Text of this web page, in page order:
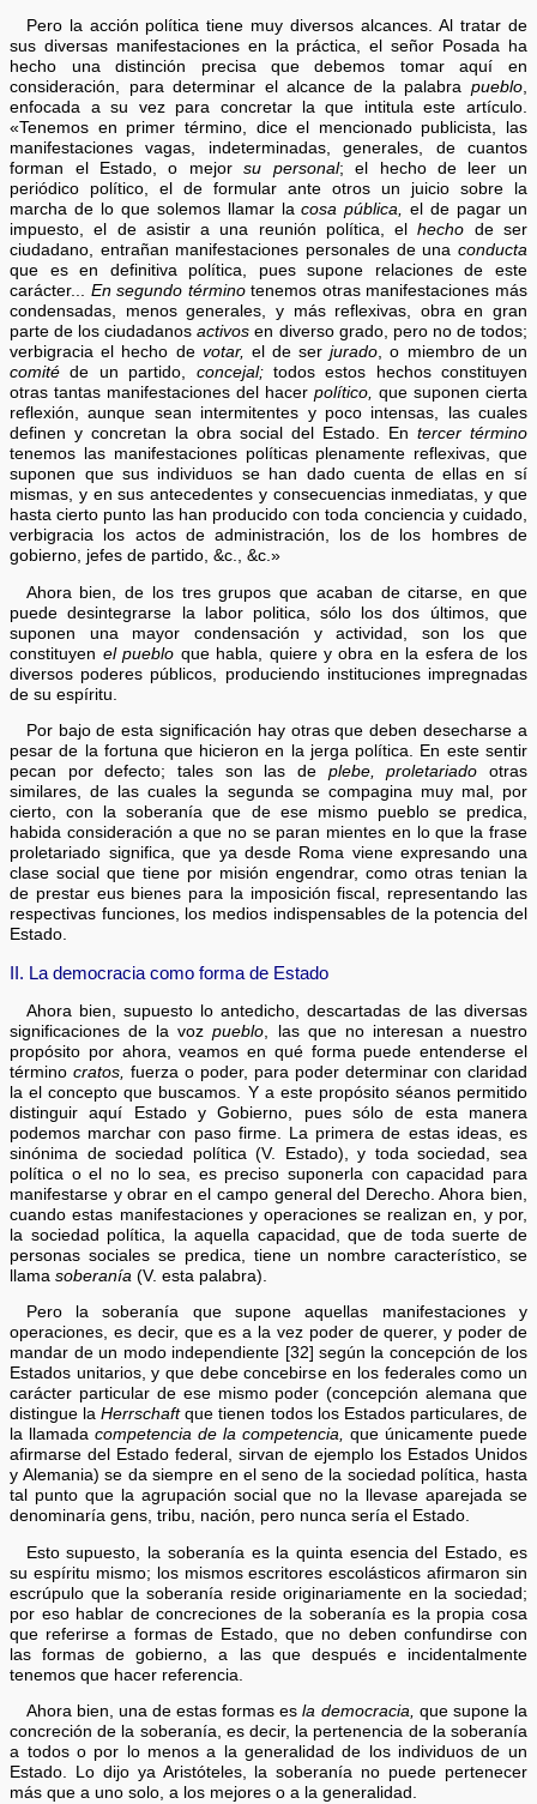
Pero la acción política tiene muy diversos alcances. Al tratar de
sus diversas manifestaciones en la práctica, el señor Posada ha
hecho una distinción precisa que debemos tomar aquí en
consideración, para determinar el alcance de la palabra pueblo,
enfocada a su vez para concretar la que intitula este artículo.
«Tenemos en primer término, dice el mencionado publicista, las
manifestaciones vagas, indeterminadas, generales, de cuantos
forman el Estado, o mejorsu personal; el hecho de leer un
periódico político, el de formular ante otros un juicio sobre la
marcha de lo que solemos llamar lacosa pública, el de pagar un
impuesto, el de asistir a una reunión política, elhecho de ser
ciudadano, entrañan manifestaciones personales de una conducta
que es en definitiva política, pues supone relaciones de este
carácter... En segundo términotenemos otras manifestaciones más
condensadas, menos generales, y más reflexivas, obra en gran
parte de los ciudadanosactivos en diverso grado, pero no de todos;
verbigracia el hecho de votar, el de serjurado, o miembro de un
comité de un partido, concejal;todos estos hechos constituyen
otras tantas manifestaciones del hacer político, que suponen cierta
reflexión, aunque sean intermitentes y poco intensas, las cuales
definen y concretan la obra social del Estado. En tercer término
tenemos las manifestaciones políticas plenamente reflexivas, que
suponen que sus individuos se han dado cuenta de ellas en sí
mismas, y en sus antecedentes y consecuencias inmediatas, y que
hasta cierto punto las han producido con toda conciencia y cuidado,
verbigracia los actos de administración, los de los hombres de
gobierno, jefes de partido, &c., &c.»
Ahora bien, de los tres grupos que acaban de citarse, en que
puede desintegrarse la labor politica, sólo los dos últimos, que
suponen una mayor condensación y actividad, son los que
constituyen el pueblo que habla, quiere y obra en la esfera de los
diversos poderes públicos, produciendo instituciones impregnadas
de su espíritu.
Por bajo de esta significación hay otras que deben desecharse a
pesar de la fortuna que hicieron en la jerga política. En este sentir
pecan por defecto; tales son las de plebe, proletariado otras
similares, de las cuales la segunda se compagina muy mal, por
cierto, con la soberanía que de ese mismo pueblo se predica,
habida consideración a que no se paran mientes en lo que la frase
proletariado significa, que ya desde Roma viene expresando una
clase social que tiene por misión engendrar, como otras tenian la
de prestar eus bienes para la imposición fiscal, representando las
respectivas funciones, los medios indispensables de la potencia del
Estado.
II. La democracia como forma de Estado
Ahora bien, supuesto lo antedicho, descartadas de las diversas
significaciones de la vozpueblo , las que no interesan a nuestro
propósito por ahora, veamos en qué forma puede entenderse el
términocratos, fuerza o poder, para poder determinar con claridad
la el concepto que buscamos. Y a este propósito séanos permitido
distinguir aquí Estado y Gobierno, pues sólo de esta manera
podemos marchar con paso firme. La primera de estas ideas, es
sinónima de sociedad política (V. Estado), y toda sociedad, sea
política o el no lo sea, es preciso suponerla con capacidad para
manifestarse y obrar en el campo general del Derecho. Ahora bien,
cuando estas manifestaciones y operaciones se realizan en, y por,
la sociedad política, la aquella capacidad, que de toda suerte de
personas sociales se predica, tiene un nombre característico, se
llamasoberanía (V. esta palabra).
Pero la soberanía que supone aquellas manifestaciones y
operaciones, es decir, que es a la vez poder de querer, y poder de
mandar de un modo independiente [32] según la concepción de los
Estados unitarios, y que debe concebirse en los federales como un
carácter particular de ese mismo poder (concepción alemana que
distingue laHerrschaftque tienen todos los Estados particulares, de
la llamadacompetencia de la competencia, que únicamente puede
afirmarse del Estado federal, sirvan de ejemplo los Estados Unidos
y Alemania) se da siempre en el seno de la sociedad política, hasta
tal punto que la agrupación social que no la llevase aparejada se
denominaría gens, tribu, nación, pero nunca sería el Estado.
Esto supuesto, la soberanía es la quinta esencia del Estado, es
su espíritu mismo; los mismos escritores escolásticos afirmaron sin
escrúpulo que la soberanía reside originariamente en la sociedad;
por eso hablar de concreciones de la soberanía es la propia cosa
que referirse a formas de Estado, que no deben confundirse con
las formas de gobierno, a las que después e incidentalmente
tenemos que hacer referencia.
Ahora bien, una de estas formas esla democracia, que supone la
concreción de la soberanía, es decir, la pertenencia de la soberanía
a todos o por lo menos a la generalidad de los individuos de un
Estado. Lo dijo ya Aristóteles, la soberanía no puede pertenecer
más que a uno solo, a los mejores o a la generalidad.